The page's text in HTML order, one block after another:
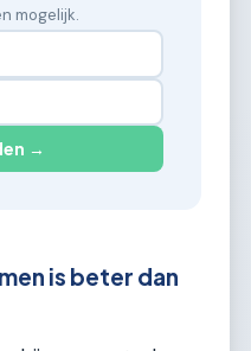
mogelijk.
→
is beter dan